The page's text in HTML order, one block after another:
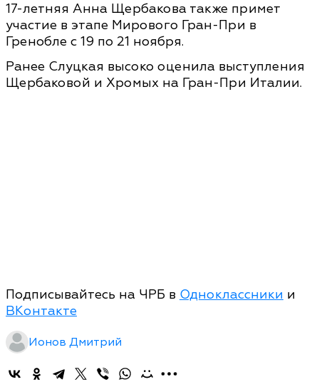
17-летняя Анна Щербакова также примет
участие в этапе Мирового Гран-При в
Гренобле с 19 по 21 ноября.
Ранее Слуцкая высоко оценила выступления
Щербаковой и Хромых на Гран-При Италии.
Подписывайтесь на ЧРБ в Одноклассники и
ВКонтакте
Ионов Дмитрий